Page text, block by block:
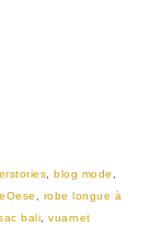
, blog mode ,
, robe longue à
bali, vuarnet